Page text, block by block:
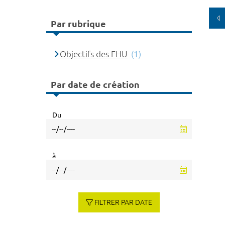
Par rubrique
Objectifs des FHU (1)
Par date de création
Du
à
FILTRER PAR DATE